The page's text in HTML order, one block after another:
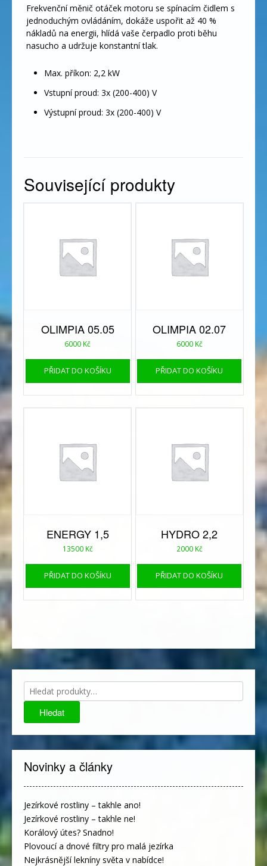
Frekvenční měnič otáček motoru se spínacím čidlem s
jednoduchým ovládáním, dokáže uspořit až 40 %
nákladů na energii, hlídá vaše čerpadlo proti běhu
nasucho a udržuje konstantní tlak.
Max. příkon: 2,2 kW
Vstupní proud: 3x (200-400) V
Výstupní proud: 3x (200-400) V
Související produkty
OLIMPIA 05.05
6000 Kč
PŘIDAT DO KOŠÍKU
OLIMPIA 02.07
6000 Kč
PŘIDAT DO KOŠÍKU
ENERGY 1,5
13500 Kč
PŘIDAT DO KOŠÍKU
HYDRO 2,2
2000 Kč
PŘIDAT DO KOŠÍKU
Hledat:
Hledat
Novinky a články
Jezírkové rostliny – takhle ano!
Jezírkové rostliny – takhle ne!
Korálový útes? Snadno!
Plovoucí a dnové filtry pro malá jezírka
Nejkrásnější lekníny světa v nabídce!